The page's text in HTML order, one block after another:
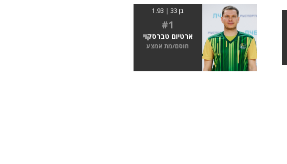
בן 33 | 1.93
#1
ארטיום טברסקוי
חוסם/מת אמצע